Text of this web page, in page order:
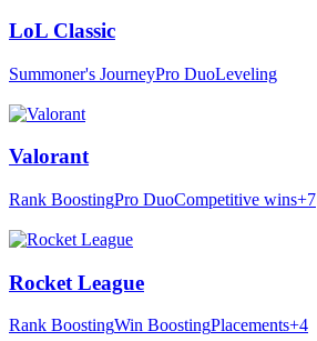
LoL Classic
Summoner's JourneyPro DuoLeveling
Valorant
Rank BoostingPro DuoCompetitive wins+7
Rocket League
Rank BoostingWin BoostingPlacements+4